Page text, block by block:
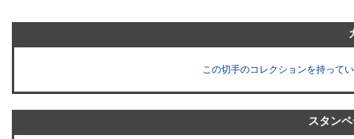
この切手のコレクションを持って
スタン